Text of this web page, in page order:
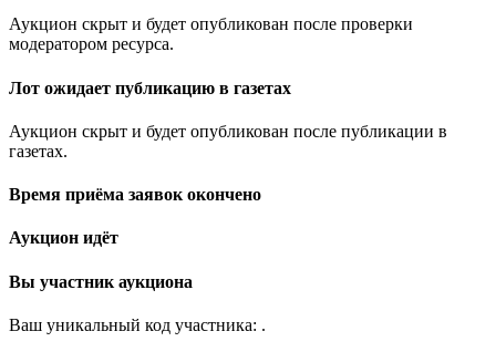
Аукцион скрыт и будет опубликован после проверки
модератором ресурса.
Лот ожидает публикацию в газетах
Аукцион скрыт и будет опубликован после публикации в
газетах.
Время приёма заявок окончено
Аукцион идёт
Вы участник аукциона
Ваш уникальный код участника: .